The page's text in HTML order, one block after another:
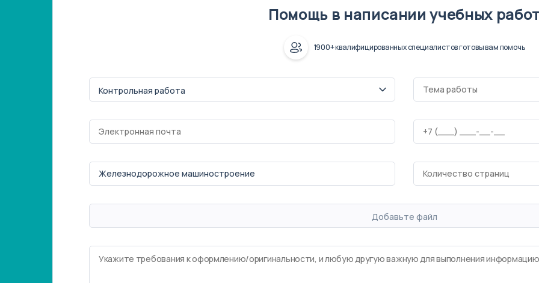
Помощь в написании учебных
1900+ квалифицированных специалистов готовы вам помочь
Добавьте файл